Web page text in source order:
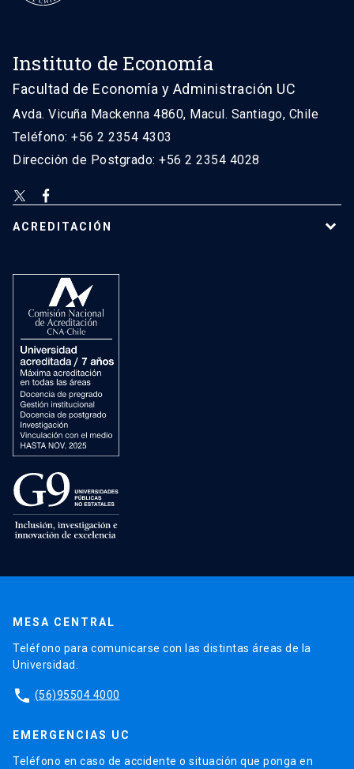
Instituto de Economía
Facultad de Economía y Administración UC
Avda. Vicuña Mackenna 4860, Macul. Santiago, Chile
Teléfono: +56 2 2354 4303
Dirección de Postgrado: +56 2 2354 4028
ACREDITACIÓN
MESA CENTRAL
Teléfono para comunicarse con las distintas áreas de la
Universidad.
phone (56)95504 4000
EMERGENCIAS UC
Teléfono en caso de accidente o situación que ponga en